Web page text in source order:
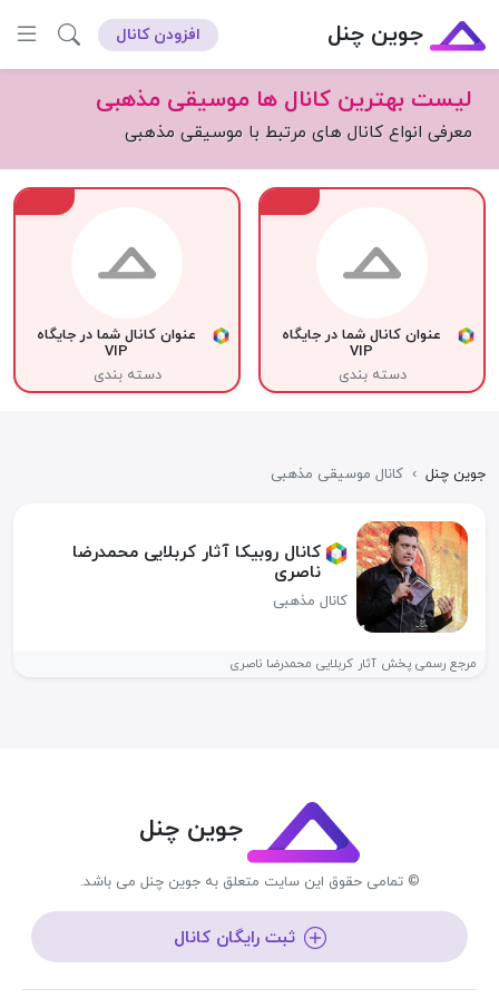
جوین چنل افزودن کانال
لیست بهترین کانال ها موسیقی مذهبی
معرفی انواع کانال های مرتبط با موسیقی مذهبی
عنوان کانال شما در جایگاه
VIP
دسته بندی
عنوان کانال شما در جایگاه
VIP
دسته بندی
جوین چنل › کانال موسیقی مذهبی
کانال روبیکا آثار کربلایی محمدرضا
ناصری
کانال مذهبی
مرجع رسمی پخش آثار کربلایی محمدرضا ناصری
جوین چنل
© تمامی حقوق این سایت متعلق به جوین چنل می باشد.
ثبت رایگان کانال